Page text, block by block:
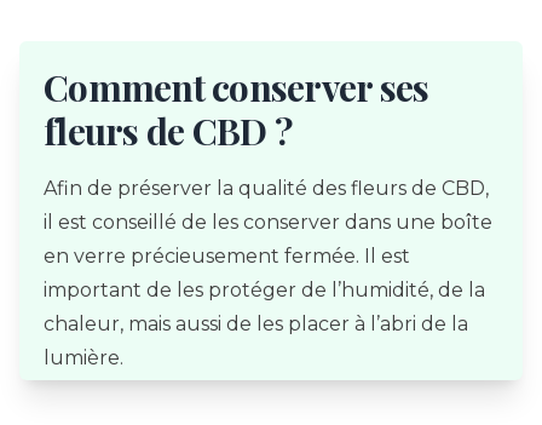
Comment conserver ses
fleurs de CBD ?
Afin de préserver la qualité des fleurs de CBD,
il est conseillé de les conserver dans une boîte
en verre précieusement fermée. Il est
important de les protéger de l’humidité, de la
chaleur, mais aussi de les placer à l’abri de la
lumière.